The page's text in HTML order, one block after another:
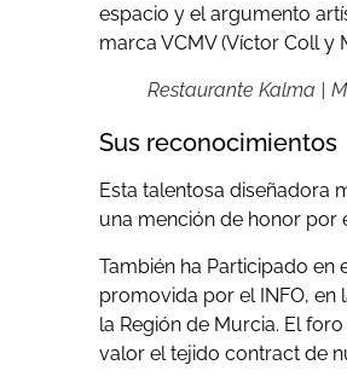
espacio y el argumento
marca VCMV (Víctor Coll y
Restaurante Kalma |
Sus reconocimientos
Esta talentosa diseñadora
una mención de honor por
También ha Participado en
promovida por el INFO,
la Región de Murcia. El
valor el tejido contract de